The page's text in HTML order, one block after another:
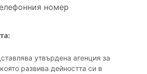
номер
утвърдена агенция за
развива дейността си в